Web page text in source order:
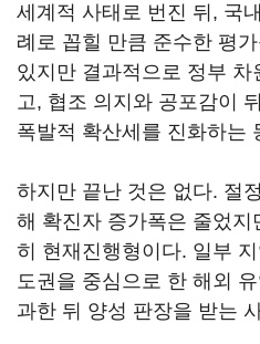
세계적 사태로 번진 뒤, 국
례로 꼽힐 만큼 준수한 평
있지만 결과적으로 정부
고, 협조 의지와 공포감이
폭발적 확산세를 진화하는
하지만 끝난 것은 없다. 절
해 확진자 증가폭은 줄었지
히 현재진행형이다. 일부
도권을 중심으로 한 해외
과한 뒤 양성 판장을 받는